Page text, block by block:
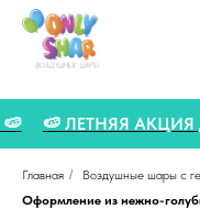
🍉 🍉 ЛЕТНЯЯ
Главная / Воздушные шары с
Оформление из нежно-